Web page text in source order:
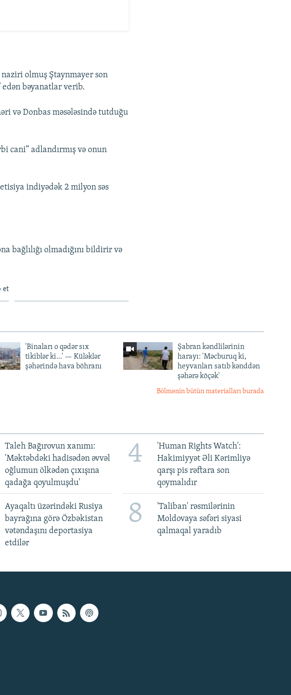
olmuş Ştaynmayer son
bəyanatlar verib.
və Donbas məsələsində tutduğu
cani” adlandırmış və onun
indiyədək 2 milyon səs
bağlılığı olmadığını bildirir və
et
'Binaları o qədər sıx
tikiblər ki...' — Küləklər
şəhərində hava böhranı
Şabran kəndlilərinin
harayı: 'Məcburuq ki,
heyvanları satıb kənddən
şəhərə köçək'
Bölmənin bütün materialları burada
Taleh Bağırovun xanımı:
'Məktəbdəki hadisədən əvvəl
oğlumun ölkədən çıxışına
qadağa qoyulmuşdu'
4
'Human Rights Watch':
Hakimiyyət Əli Kərimliyə
qarşı pis rəftara son
qoymalıdır
Ayaqaltı üzərindəki Rusiya
bayrağına görə Özbəkistan
vətəndaşını deportasiya
etdilər
8
'Taliban' rəsmilərinin
Moldovaya səfəri siyasi
qalmaqal yaradıb